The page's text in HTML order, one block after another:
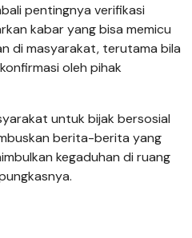
pentingnya verifikasi
kabar yang bisa memicu
di masyarakat, terutama bila
oleh pihak
untuk bijak bersosial
berita-berita yang
kegaduhan di ruang